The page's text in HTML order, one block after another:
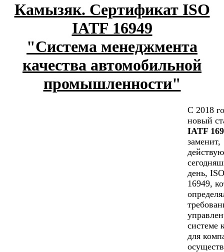
Камызяк. Сертификат ISO
IATF 16949
"Cистема менеджмента
качества автомобильной
промышленности"
С 2018
новый
IATF
заменит,
день,
16949,
системе
для